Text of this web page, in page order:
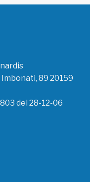
Imbonati, 89 20159
del 28-12-06